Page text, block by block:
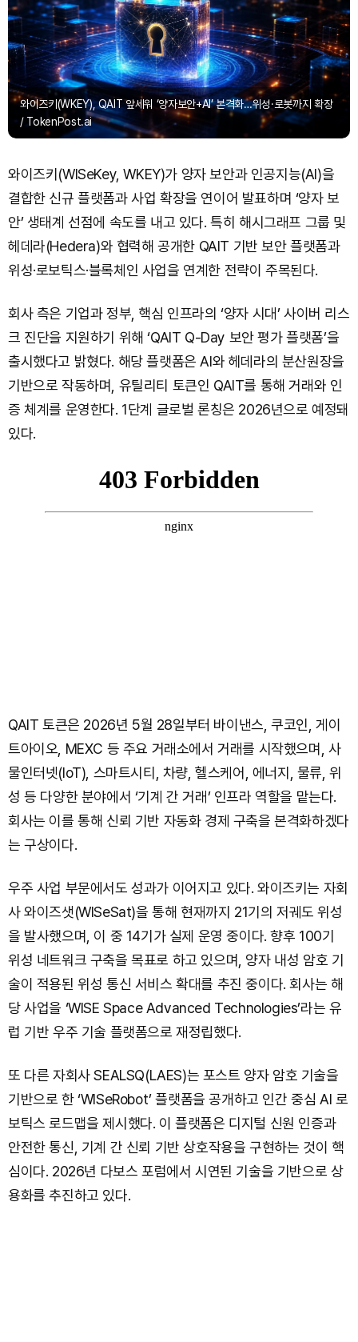
와이즈키(WKEY), QAIT 앞세워 ‘양자보안+AI’ 본격화…위성·로봇까지 확장
/ TokenPost.ai
와이즈키(WISeKey, WKEY)가 양자 보안과 인공지능(AI)을
결합한 신규 플랫폼과 사업 확장을 연이어 발표하며 ‘양자 보
안’ 생태계 선점에 속도를 내고 있다. 특히 해시그래프 그룹 및
헤데라(Hedera)와 협력해 공개한 QAIT 기반 보안 플랫폼과
위성·로보틱스·블록체인 사업을 연계한 전략이 주목된다.
회사 측은 기업과 정부, 핵심 인프라의 ‘양자 시대’ 사이버 리스
크 진단을 지원하기 위해 ‘QAIT Q-Day 보안 평가 플랫폼’을
출시했다고 밝혔다. 해당 플랫폼은 AI와 헤데라의 분산원장을
기반으로 작동하며, 유틸리티 토큰인 QAIT를 통해 거래와 인
증 체계를 운영한다. 1단계 글로벌 론칭은 2026년으로 예정돼
있다.
QAIT 토큰은 2026년 5월 28일부터 바이낸스, 쿠코인, 게이
트아이오, MEXC 등 주요 거래소에서 거래를 시작했으며, 사
물인터넷(IoT), 스마트시티, 차량, 헬스케어, 에너지, 물류, 위
성 등 다양한 분야에서 ‘기계 간 거래’ 인프라 역할을 맡는다.
회사는 이를 통해 신뢰 기반 자동화 경제 구축을 본격화하겠다
는 구상이다.
우주 사업 부문에서도 성과가 이어지고 있다. 와이즈키는 자회
사 와이즈샛(WISeSat)을 통해 현재까지 21기의 저궤도 위성
을 발사했으며, 이 중 14기가 실제 운영 중이다. 향후 100기
위성 네트워크 구축을 목표로 하고 있으며, 양자 내성 암호 기
술이 적용된 위성 통신 서비스 확대를 추진 중이다. 회사는 해
당 사업을 ‘WISE Space Advanced Technologies’라는 유
럽 기반 우주 기술 플랫폼으로 재정립했다.
또 다른 자회사 SEALSQ(LAES)는 포스트 양자 암호 기술을
기반으로 한 ‘WISeRobot’ 플랫폼을 공개하고 인간 중심 AI 로
보틱스 로드맵을 제시했다. 이 플랫폼은 디지털 신원 인증과
안전한 통신, 기계 간 신뢰 기반 상호작용을 구현하는 것이 핵
심이다. 2026년 다보스 포럼에서 시연된 기술을 기반으로 상
용화를 추진하고 있다.